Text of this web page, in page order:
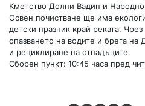
Кметство Долни Вадин и Народно
Освен почистване ще има
детски празник край реката.
опазването на водите и брега на
и рециклиране на отпадъците.
Сборен пункт: 10:45 часа пред